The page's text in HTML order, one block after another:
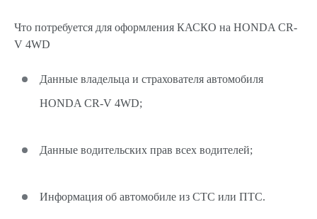
Что потребуется для оформления КАСКО на HONDA CR-
V 4WD
Данные владельца и страхователя автомобиля
HONDA CR-V 4WD;
Данные водительских прав всех водителей;
Информация об автомобиле из СТС или ПТС.